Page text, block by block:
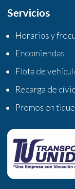
Servicios
Horarios y
Encomiendas
Flota de
Recarga de
Promos en